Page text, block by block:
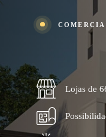
Lojas de